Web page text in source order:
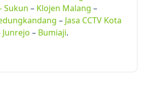
Sukun – Klojen Malang –
– Jasa CCTV Kota
Junrejo – Bumiaji.